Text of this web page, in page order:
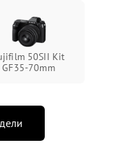
50SII Kit
GF35-70mm